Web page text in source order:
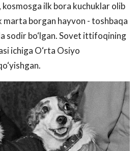
kosmosga ilk bora kuchuklar olib
marta borgan hayvon - toshbaqa
sodir bo‘lgan. Sovet ittifoqining
ichiga O‘rta Osiyo